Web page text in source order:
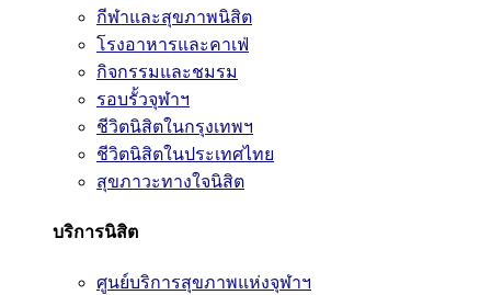
กีฬาและสุขภาพนิสิต
โรงอาหารและคาเฟ่
กิจกรรมและชมรม
รอบรั้วจุฬาฯ
ชีวิตนิสิตในกรุงเทพฯ
ชีวิตนิสิตในประเทศไทย
สุขภาวะทางใจนิสิต
บริการนิสิต
ศูนย์บริการสุขภาพแห่งจุฬาฯ